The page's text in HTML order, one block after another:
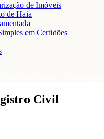
de Imóveis
de Haia
em Certidões
Civil